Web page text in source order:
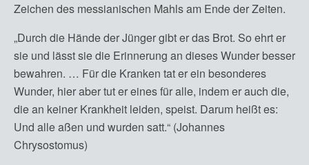
Zeichen des messianischen Mahls am Ende der Zeiten.
„Durch die Hände der Jünger gibt er das Brot. So ehrt er
sie und lässt sie die Erinnerung an dieses Wunder besser
bewahren. … Für die Kranken tat er ein besonderes
Wunder, hier aber tut er eines für alle, indem er auch die,
die an keiner Krankheit leiden, speist. Darum heißt es:
Und alle aßen und wurden satt.“ (Johannes
Chrysostomus)